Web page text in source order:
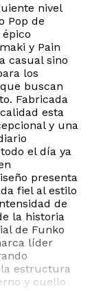
nivel
Pop de
y Pain
casual sino
los
buscan
Fabricada
esta
y una
el día ya
presenta
fiel al estilo
de
la historia
de Funko
líder
estructura
y cuello